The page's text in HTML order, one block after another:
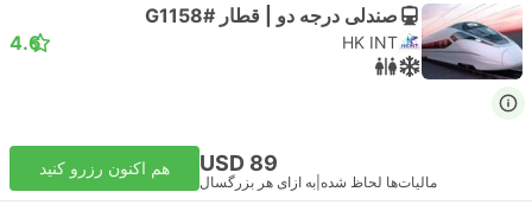
صندلی درجه دو | قطار #G1158
HK INT
4.6
USD 89
مالیات‌ها لحاظ شده به ازای هر بزرگسال
هم اکنون رزرو کنید